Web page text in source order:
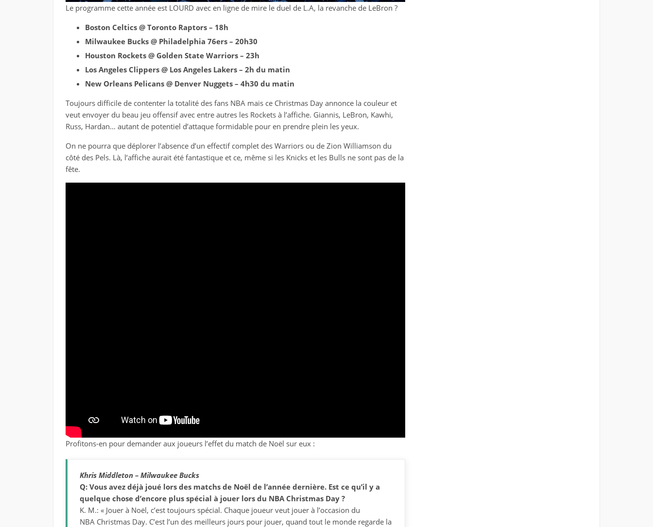
Le programme cette année est LOURD avec en ligne de mire le duel de L.A, la revanche de LeBron ?
Boston Celtics @ Toronto Raptors – 18h
Milwaukee Bucks @ Philadelphia 76ers – 20h30
Houston Rockets @ Golden State Warriors – 23h
Los Angeles Clippers @ Los Angeles Lakers – 2h du matin
New Orleans Pelicans @ Denver Nuggets – 4h30 du matin
Toujours difficile de contenter la totalité des fans NBA mais ce Christmas Day annonce la couleur et
veut envoyer du beau jeu offensif avec entre autres les Rockets à l’affiche. Giannis, LeBron, Kawhi,
Russ, Hardan… autant de potentiel d’attaque formidable pour en prendre plein les yeux.
On ne pourra que déplorer l’absence d’un effectif complet des Warriors ou de Zion Williamson du
côté des Pels. Là, l’affiche aurait été fantastique et ce, même si les Knicks et les Bulls ne sont pas de la
fête.
Profitons-en pour demander aux joueurs l’effet du match de Noël sur eux :
Khris Middleton – Milwaukee Bucks
Q: Vous avez déjà joué lors des matchs de Noël de l’année dernière. Est ce qu’il y a
quelque chose d’encore plus spécial à jouer lors du NBA Christmas Day ?
K. M.: « Jouer à Noël, c’est toujours spécial. Chaque joueur veut jouer à l’occasion du
NBA Christmas Day. C’est l’un des meilleurs jours pour jouer, quand tout le monde regarde la